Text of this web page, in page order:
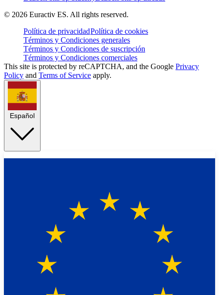
© 2026 Euractiv ES. All rights reserved.
Política de privacidadPolítica de cookies
Términos y Condiciones generales
Términos y Condiciones de suscripción
Términos y Condiciones comerciales
This site is protected by reCAPTCHA, and the Google Privacy
Policy and Terms of Service apply.
Español